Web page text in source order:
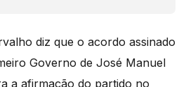
diz que o acordo assinado
Governo de José Manuel
a afirmação do partido no